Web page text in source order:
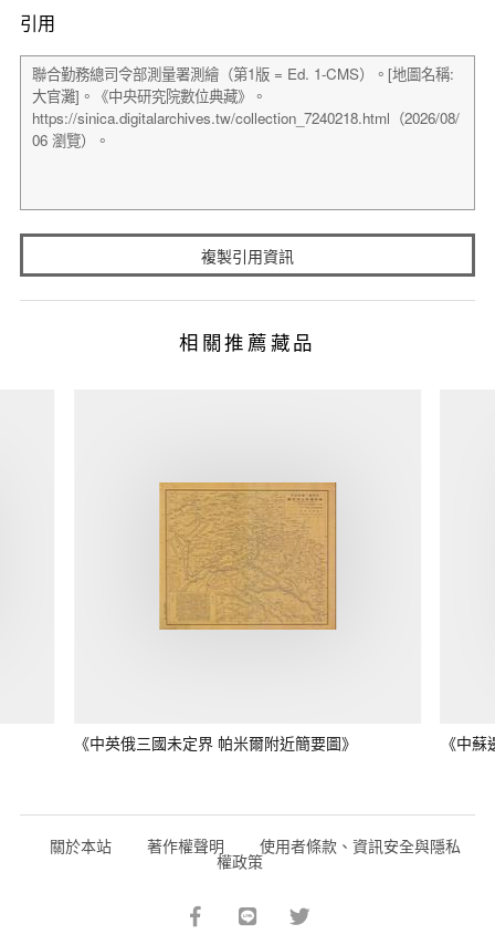
引用
複製引用資訊
相關推薦藏品
《中英俄三國未定界 帕米爾附近簡要圖》 《中
關於本站 著作權聲明 使用者條款、資訊安全與隱私
權政策